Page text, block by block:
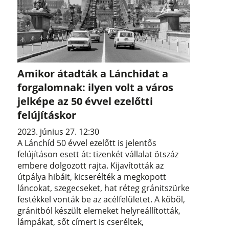
Amikor átadták a Lánchidat a
forgalomnak: ilyen volt a város
jelképe az 50 évvel ezelőtti
felújításkor
2023. június 27. 12:30
A Lánchíd 50 évvel ezelőtt is jelentős
felújításon esett át: tizenkét vállalat ötszáz
embere dolgozott rajta. Kijavították az
útpálya hibáit, kicserélték a megkopott
láncokat, szegecseket, hat réteg gránitszürke
festékkel vonták be az acélfelületet. A kőből,
gránitból készült elemeket helyreállították,
lámpákat, sőt címert is cseréltek,